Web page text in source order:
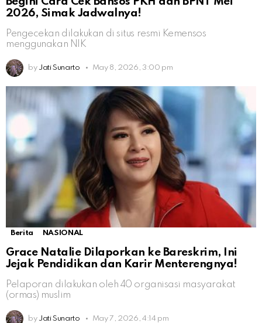
2026, Simak Jadwalnya!
Pengecekan dilakukan di situs resmi Kemensos
menggunakan NIK
by Jati Sunarto May 8, 2026, 3:00 pm
Berita NASIONAL
Grace Natalie Dilaporkan ke Bareskrim, Ini
Jejak Pendidikan dan Karir Menterengnya!
Pelaporan dilakukan oleh 40 organisasi masyarakat
(ormas) muslim
by Jati Sunarto May 7, 2026, 4:14 pm